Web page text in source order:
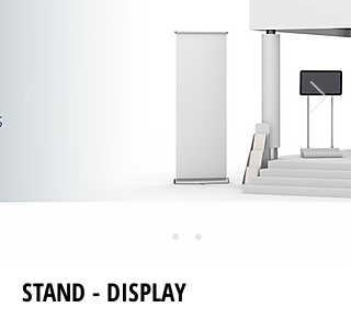
STAND - DISPLAY